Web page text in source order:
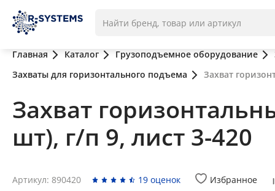
Главная Каталог Грузоподъемное оборудование
Захваты для горизонтального подъема
Захват
Захват
шт), г/п 9, лист 3-420
Артикул: 890420 19 оценок Избранное